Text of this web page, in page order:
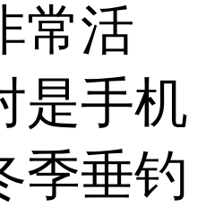
常活
是手机
季垂钓